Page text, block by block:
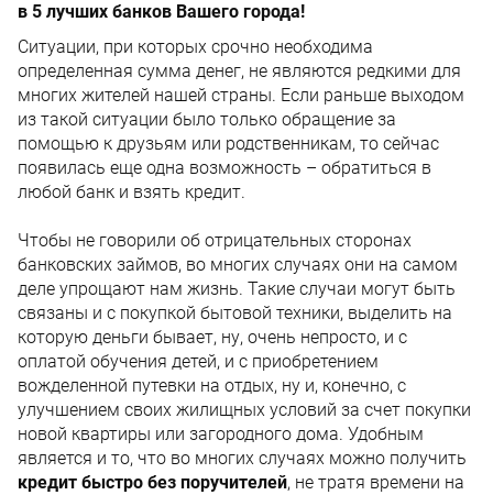
в 5 лучших банков Вашего города!
Ситуации, при которых срочно необходима
определенная сумма денег, не являются редкими для
многих жителей нашей страны. Если раньше выходом
из такой ситуации было только обращение за
помощью к друзьям или родственникам, то сейчас
появилась еще одна возможность – обратиться в
любой банк и взять кредит.
Чтобы не говорили об отрицательных сторонах
банковских займов, во многих случаях они на самом
деле упрощают нам жизнь. Такие случаи могут быть
связаны и с покупкой бытовой техники, выделить на
которую деньги бывает, ну, очень непросто, и с
оплатой обучения детей, и с приобретением
вожделенной путевки на отдых, ну и, конечно, с
улучшением своих жилищных условий за счет покупки
новой квартиры или загородного дома. Удобным
является и то, что во многих случаях можно получить
кредит быстро без поручителей, не тратя времени на